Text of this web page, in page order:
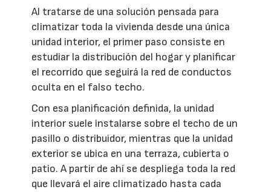
Al tratarse de una solución pensada para
climatizar toda la vivienda desde una única
unidad interior, el primer paso consiste en
estudiar la distribución del hogar y planificar
el recorrido que seguirá la red de conductos
oculta en el falso techo.
Con esa planificación definida, la unidad
interior suele instalarse sobre el techo de un
pasillo o distribuidor, mientras que la unidad
exterior se ubica en una terraza, cubierta o
patio. A partir de ahí se despliega toda la red
que llevará el aire climatizado hasta cada